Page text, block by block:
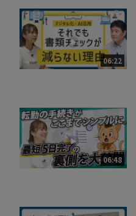
06:22
06:48